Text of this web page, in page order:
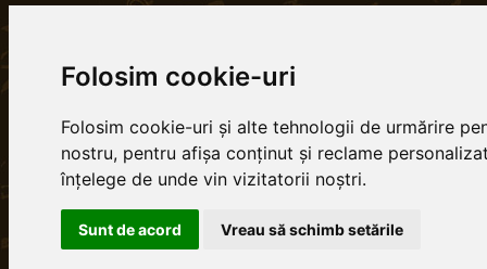
Folosim cookie-uri
Folosim cookie-uri și alte tehnologii de urmărire
nostru, pentru afișa conținut și reclame
înțelege de unde vin vizitatorii noștri.
Sunt de acord Vreau să schimb setările